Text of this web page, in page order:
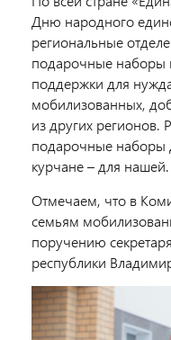
Дню народного
региональные
подарочные наборы
поддержки для
мобилизованных,
из других
подарочные наборы
курчане – для нашей.
Отмечаем, что в
семьям
поручению
республики